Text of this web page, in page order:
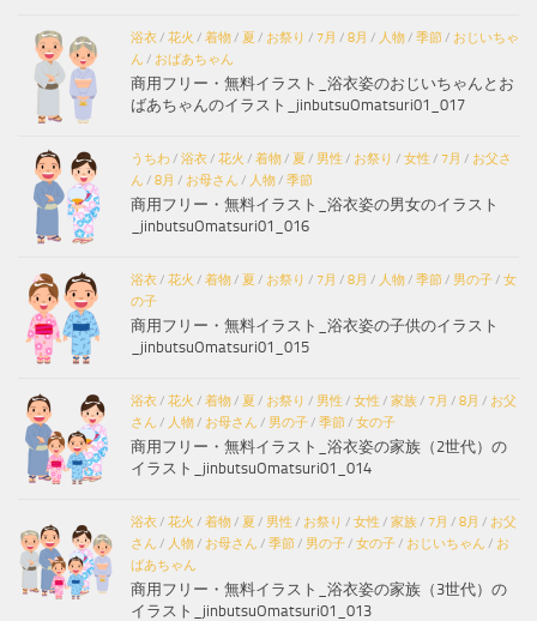
浴衣/ 花火 / 着物/ 夏 / お祭り / 7月 / 8月 / 人物/ 季節/ おじいちゃ
ん / おばあちゃん
商用フリー・無料イラスト_浴衣姿のおじいちゃんとお
ばあちゃんのイラスト_jinbutsuOmatsuri01_017
うちわ/ 浴衣/ 花火 / 着物/ 夏 / 男性 / お祭り / 女性 / 7月 / お父さ
ん / 8月 / お母さん / 人物/ 季節
商用フリー・無料イラスト_浴衣姿の男女のイラスト
_jinbutsuOmatsuri01_016
浴衣/ 花火 / 着物/ 夏 / お祭り / 7月 / 8月 / 人物/ 季節/ 男の子/ 女
の子
商用フリー・無料イラスト_浴衣姿の子供のイラスト
_jinbutsuOmatsuri01_015
浴衣/ 花火 / 着物/ 夏 / お祭り / 男性 / 女性 / 家族/ 7月 / 8月 / お父
さん / 人物/ お母さん / 男の子/ 季節/ 女の子
商用フリー・無料イラスト_浴衣姿の家族（2世代）の
イラスト_jinbutsuOmatsuri01_014
浴衣/ 花火 / 着物/ 夏 / 男性 / お祭り / 女性 / 家族/ 7月 / 8月 / お父
さん / 人物/ お母さん / 季節/ 男の子/ 女の子/ おじいちゃん / お
ばあちゃん
商用フリー・無料イラスト_浴衣姿の家族（3世代）の
イラスト_jinbutsuOmatsuri01_013